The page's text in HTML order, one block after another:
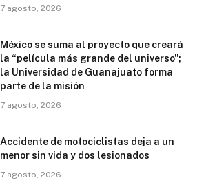
7 agosto, 2026
México se suma al proyecto que creará
la “película más grande del universo”;
la Universidad de Guanajuato forma
parte de la misión
7 agosto, 2026
Accidente de motociclistas deja a un
menor sin vida y dos lesionados
7 agosto, 2026